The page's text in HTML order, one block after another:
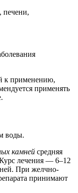
печени,
к применению,
применять
воды.
камней средняя
лечения — 6–12
При желчно-
принимают